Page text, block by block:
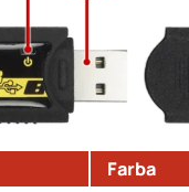
Farba